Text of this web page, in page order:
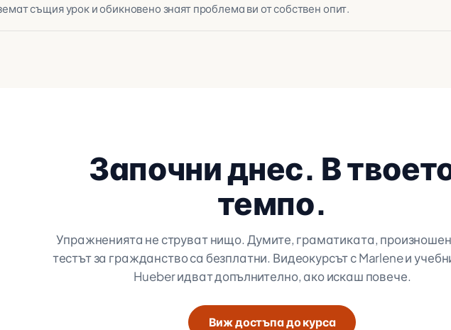
същия урок и обикновено знаят проблема ви от собствен опит.
Започни днес. В
темпо.
Упражненията не струват нищо. Думите, граматиката,
тестът за гражданство са безплатни. Видеокурсът с Marlene и
Hueber идват допълнително, ако искаш повече.
Виж достъпа до курса